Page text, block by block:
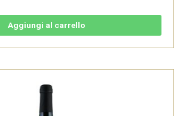
Aggiungi al carrello